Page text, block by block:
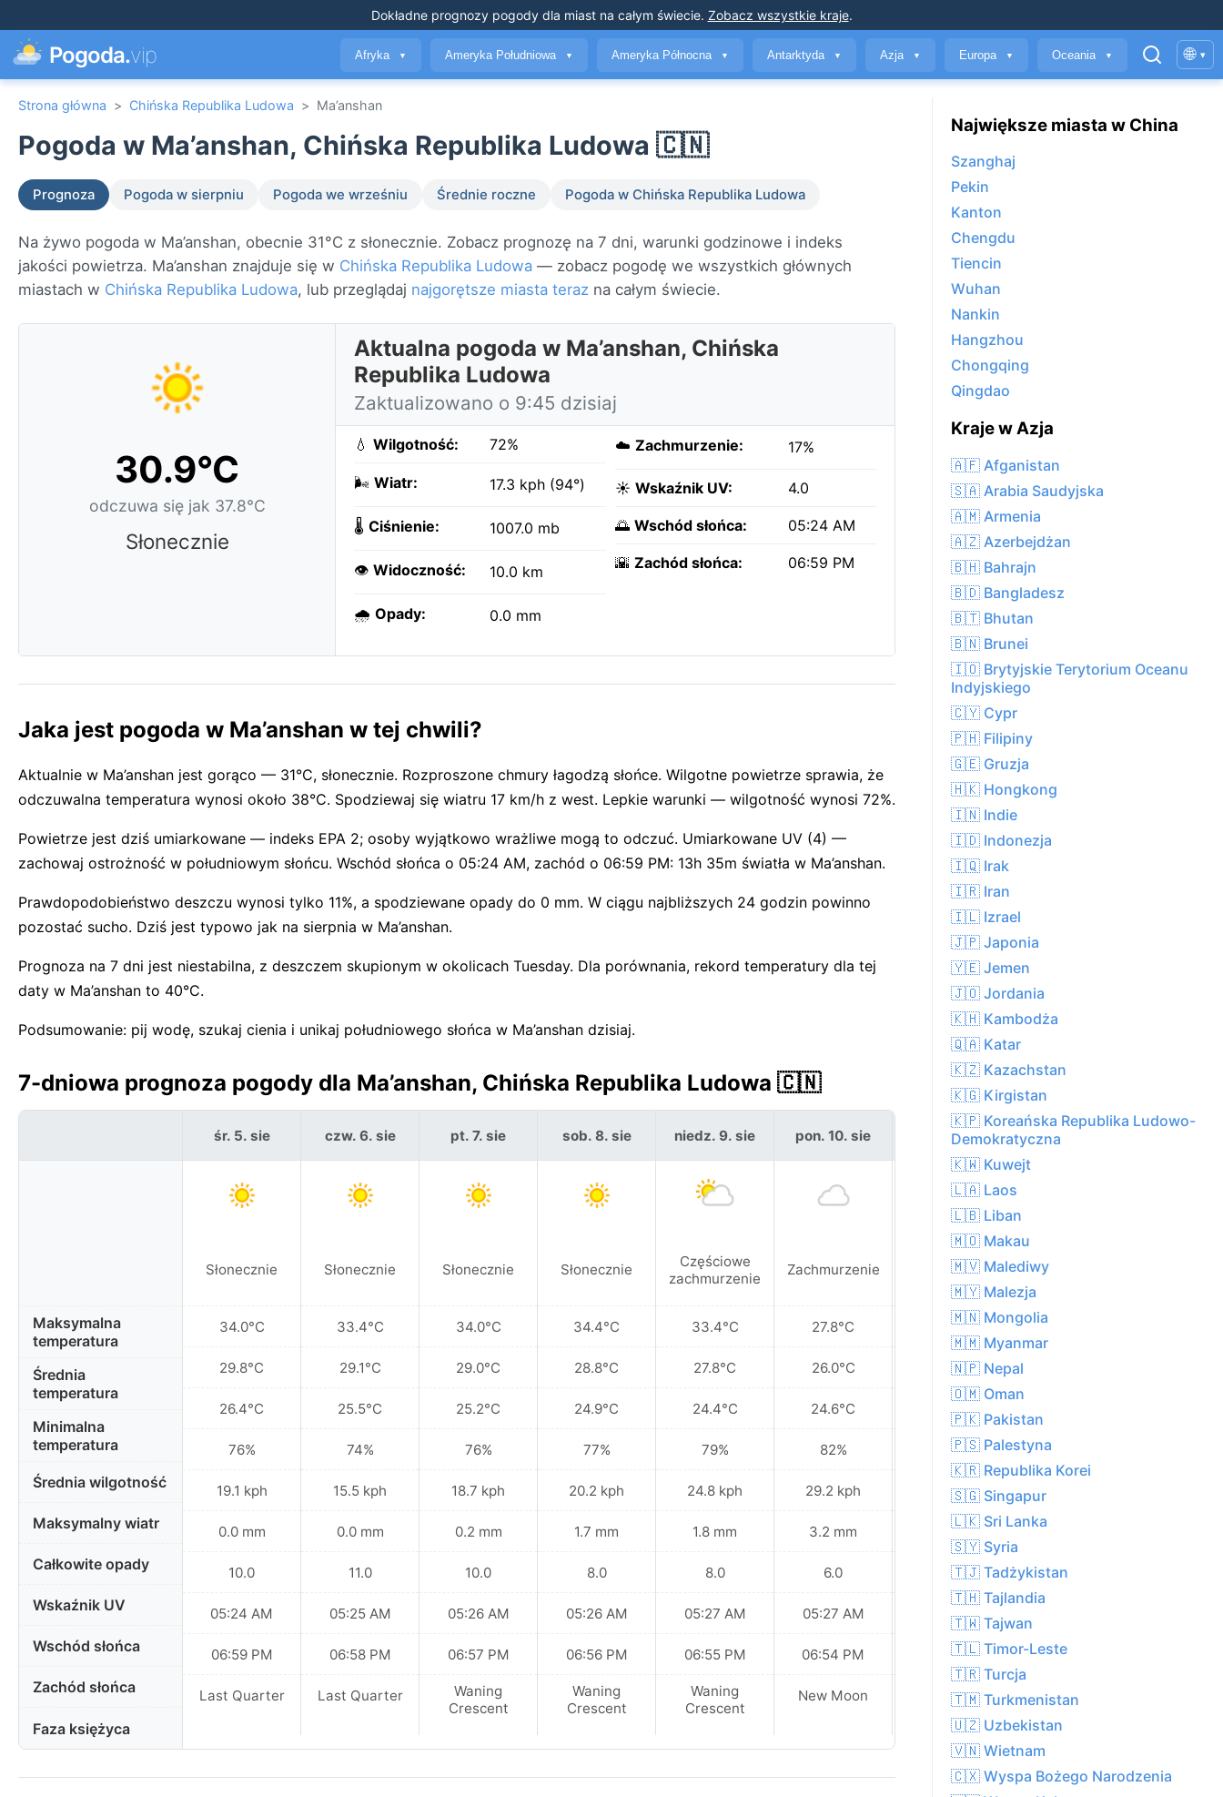
Dokładne prognozy pogodydla miast na całym świecie. Zobacz wszystkie kraje.
Pogoda.vip Afryka ▼ Ameryka Południowa ▼ Ameryka Północna ▼ Antarktyda ▼ Azja ▼ Europa ▼ Oceania ▼ 🌐 ▾
Strona główna > Chińska Republika Ludowa > Ma’anshan
Pogoda w Ma’anshan, Chińska Republika Ludowa 🇨🇳
Prognoza Pogoda w sierpniu Pogoda we wrześniu Średnie roczne Pogoda w Chińska Republika Ludowa
Na żywo pogoda w Ma’anshan, obecnie 31°C z słonecznie. Zobacz prognozę na 7 dni, warunki godzinowe i indeks
jakości powietrza. Ma’anshan znajduje się w Chińska Republika Ludowa — zobacz pogodę we wszystkich głównych
miastach w Chińska Republika Ludowa, lub przeglądaj najgorętsze miasta teraz na całym świecie.
30.9°C
odczuwa się jak 37.8°C
Słonecznie
Aktualna pogoda w Ma’anshan, Chińska
Republika Ludowa
Zaktualizowano o 9:45 dzisiaj
💧 Wilgotność: 72%
🌬️ Wiatr: 17.3 kph (94°)
🌡️ Ciśnienie: 1007.0 mb
👁️ Widoczność: 10.0 km
🌧️ Opady: 0.0 mm
☁️ Zachmurzenie: 17%
☀️ Wskaźnik UV: 4.0
🌅 Wschód słońca: 05:24 AM
🌇 Zachód słońca: 06:59 PM
Jaka jest pogoda w Ma’anshan w tej chwili?
Aktualnie w Ma’anshan jest gorąco — 31°C, słonecznie. Rozproszone chmury łagodzą słońce. Wilgotne powietrze sprawia, że
odczuwalna temperatura wynosi około 38°C. Spodziewaj się wiatru 17 km/h z west. Lepkie warunki — wilgotność wynosi 72%.
Powietrze jest dziś umiarkowane — indeks EPA 2; osoby wyjątkowo wrażliwe mogą to odczuć. Umiarkowane UV (4) —
zachowaj ostrożność w południowym słońcu. Wschód słońca o 05:24 AM, zachód o 06:59 PM: 13h 35m światła w Ma’anshan.
Prawdopodobieństwo deszczu wynosi tylko 11%, a spodziewane opady do 0 mm. W ciągu najbliższych 24 godzin powinno
pozostać sucho. Dziś jest typowo jak na sierpnia w Ma’anshan.
Prognoza na 7 dni jest niestabilna, z deszczem skupionym w okolicach Tuesday. Dla porównania, rekord temperatury dla tej
daty w Ma’anshan to 40°C.
Podsumowanie: pij wodę, szukaj cienia i unikaj południowego słońca w Ma’anshan dzisiaj.
7-dniowa prognoza pogody dla Ma’anshan, Chińska Republika Ludowa 🇨🇳
Maksymalna
temperatura
Średnia
temperatura
Minimalna
temperatura
Średnia wilgotność
Maksymalny wiatr
Całkowite opady
Wskaźnik UV
Wschód słońca
Zachód słońca
Faza księżyca
śr. 5. sie
Słonecznie
34.0°C
29.8°C
26.4°C
76%
19.1 kph
0.0 mm
10.0
05:24 AM
06:59 PM
Last Quarter
czw. 6. sie
Słonecznie
33.4°C
29.1°C
25.5°C
74%
15.5 kph
0.0 mm
11.0
05:25 AM
06:58 PM
Last Quarter
pt. 7. sie
Słonecznie
34.0°C
29.0°C
25.2°C
76%
18.7 kph
0.2 mm
10.0
05:26 AM
06:57 PM
Waning
Crescent
sob. 8. sie
Słonecznie
34.4°C
28.8°C
24.9°C
77%
20.2 kph
1.7 mm
8.0
05:26 AM
06:56 PM
Waning
Crescent
niedz. 9. sie
Częściowe
zachmurzenie
33.4°C
27.8°C
24.4°C
79%
24.8 kph
1.8 mm
8.0
05:27 AM
06:55 PM
Waning
Crescent
pon. 10. sie
Zachmurzenie
27.8°C
26.0°C
24.6°C
82%
29.2 kph
3.2 mm
6.0
05:27 AM
06:54 PM
New Moon
wt. 11. sie
Umiarkowany
deszcz
25.3°C
22.6°C
21.2°C
89%
45.4 kph
28.8 mm
5.0
05:28 AM
06:53 PM
New Moon
Największe miasta w China
Szanghaj
Pekin
Kanton
Chengdu
Tiencin
Wuhan
Nankin
Hangzhou
Chongqing
Qingdao
Kraje w Azja
🇦🇫 Afganistan
🇸🇦 Arabia Saudyjska
🇦🇲 Armenia
🇦🇿 Azerbejdżan
🇧🇭 Bahrajn
🇧🇩 Bangladesz
🇧🇹 Bhutan
🇧🇳 Brunei
🇮🇴 Brytyjskie Terytorium Oceanu
Indyjskiego
🇨🇾 Cypr
🇵🇭 Filipiny
🇬🇪 Gruzja
🇭🇰 Hongkong
🇮🇳 Indie
🇮🇩 Indonezja
🇮🇶 Irak
🇮🇷 Iran
🇮🇱 Izrael
🇯🇵 Japonia
🇾🇪 Jemen
🇯🇴 Jordania
🇰🇭 Kambodża
🇶🇦 Katar
🇰🇿 Kazachstan
🇰🇬 Kirgistan
🇰🇵 Koreańska Republika Ludowo-
Demokratyczna
🇰🇼 Kuwejt
🇱🇦 Laos
🇱🇧 Liban
🇲🇴 Makau
🇲🇻 Malediwy
🇲🇾 Malezja
🇲🇳 Mongolia
🇲🇲 Myanmar
🇳🇵 Nepal
🇴🇲 Oman
🇵🇰 Pakistan
🇵🇸 Palestyna
🇰🇷 Republika Korei
🇸🇬 Singapur
🇱🇰 Sri Lanka
🇸🇾 Syria
🇹🇯 Tadżykistan
🇹🇭 Tajlandia
🇹🇼 Tajwan
🇹🇱 Timor-Leste
🇹🇷 Turcja
🇹🇲 Turkmenistan
🇺🇿 Uzbekistan
🇻🇳 Wietnam
🇨🇽 Wyspa Bożego Narodzenia